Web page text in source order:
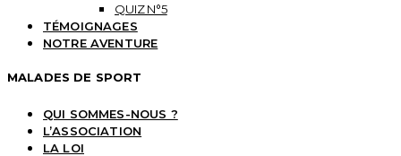
QUIZ N°5
TÉMOIGNAGES
NOTRE AVENTURE
MALADES DE SPORT
QUI SOMMES-NOUS ?
L’ASSOCIATION
LA LOI